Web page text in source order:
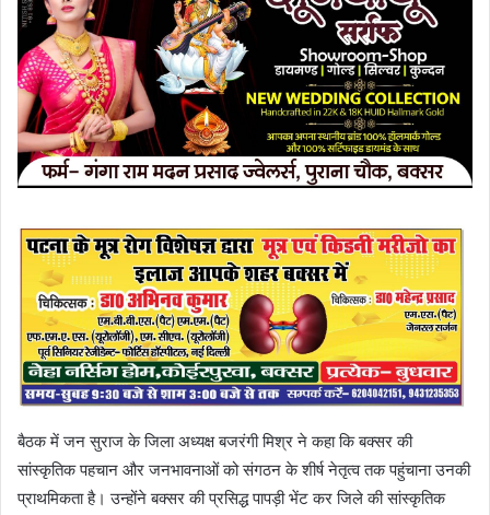
बैठक में जन सुराज के जिला अध्यक्ष बजरंगी मिश्र ने कहा कि बक्सर की
सांस्कृतिक पहचान और जनभावनाओं को संगठन के शीर्ष नेतृत्व तक पहुंचाना उनकी
प्राथमिकता है। उन्होंने बक्सर की प्रसिद्ध पापड़ी भेंट कर जिले की सांस्कृतिक